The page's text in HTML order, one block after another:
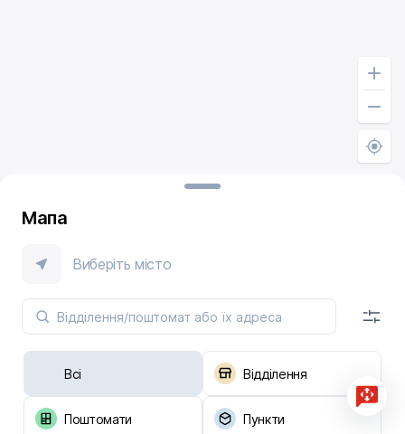
Мапа
Виберіть місто
Всі Відділення
Поштомати Пункти